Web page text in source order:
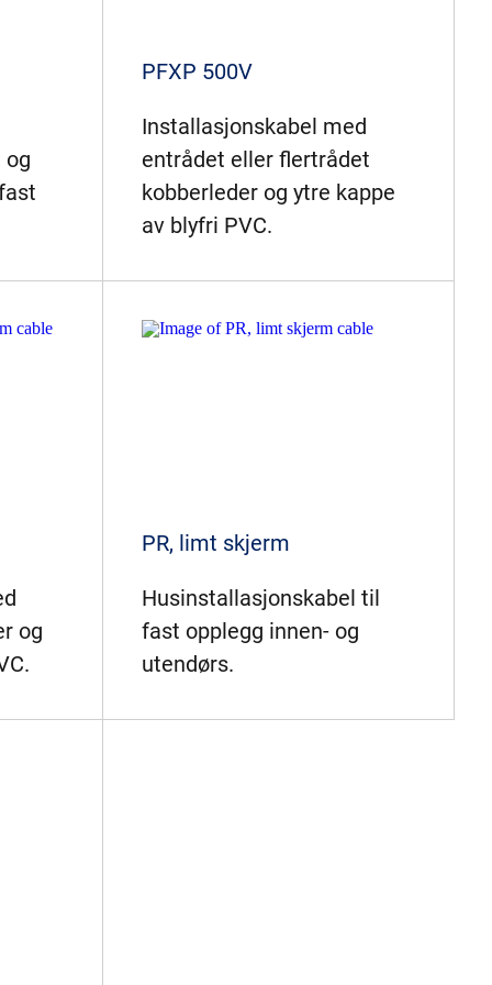
og
PFXP 500V
Installasjonskabel med
entrådet eller flertrådet
kobberleder og ytre kappe
av blyfri PVC.
og
PR, limt skjerm
Husinstallasjonskabel til
fast opplegg innen- og
utendørs.